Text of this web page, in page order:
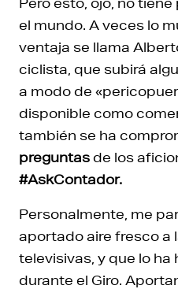
el mundo. A veces lo
ventaja se llama
ciclista, que subirá
a modo de
disponible como
también se ha
preguntasde los
#AskContador.
Personalmente, me
aportado aire fresco a
televisivas, y que lo
durante el Giro.